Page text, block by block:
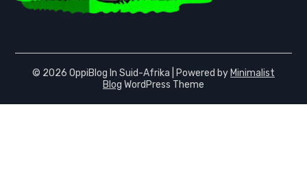
© 2026 OppiBlog In Suid-Afrika | Powered by Minimalist
Blog WordPress Theme